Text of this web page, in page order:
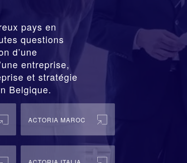
pays en
questions
d’une
entreprise,
et stratégie
Belgique.
ACTORIA MAROC